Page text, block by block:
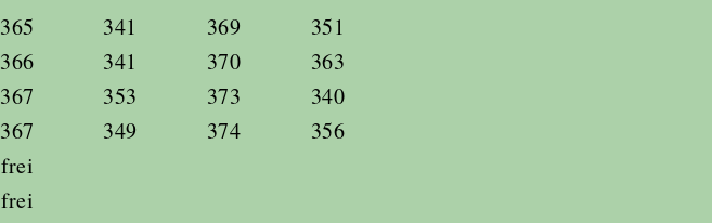
365 341 369
351
366 341 370
363
367 353 373
340
367 349 374
356
frei
frei